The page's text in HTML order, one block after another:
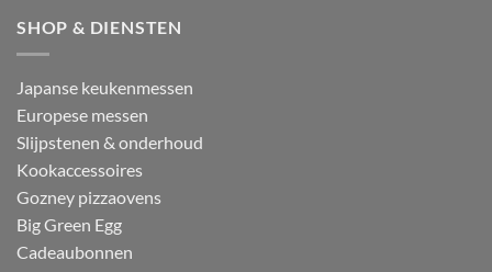
SHOP & DIENSTEN
Japanse keukenmessen
Europese messen
Slijpstenen & onderhoud
Kookaccessoires
Gozney pizzaovens
Big Green Egg
Cadeaubonnen